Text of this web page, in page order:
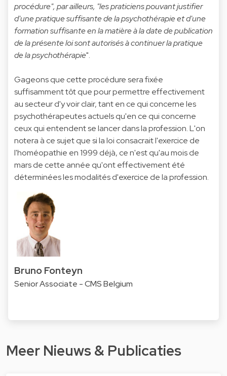
procédure", par ailleurs, "les praticiens pouvant justifier
d'une pratique suffisante de la psychothérapie et d'une
formation suffisante en la matière à la date de publication
de la présente loi sont autorisés à continuer la pratique
de la psychothérapie".
Gageons que cette procédure sera fixée
suffisamment tôt que pour permettre effectivement
au secteur d'y voir clair, tant en ce qui concerne les
psychothérapeutes actuels qu'en ce qui concerne
ceux qui entendent se lancer dans la profession. L'on
notera à ce sujet que si la loi consacrait l'exercice de
l'homéopathie en 1999 déjà, ce n'est qu'au mois de
mars de cette année qu'ont effectivement été
déterminées les modalités d'exercice de la profession.
Bruno Fonteyn
Senior Associate - CMS Belgium
Meer Nieuws & Publicaties